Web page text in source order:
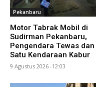
Pekanbaru
Motor Tabrak Mobil di
Sudirman Pekanbaru,
Pengendara Tewas dan
Satu Kendaraan Kabur
9 Agustus 2026 -12:03